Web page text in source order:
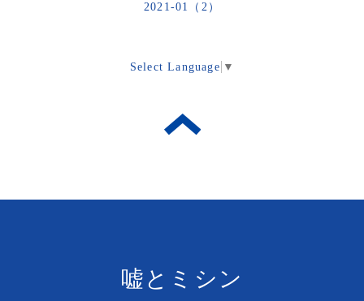
2021-01（2）
Select Language ▼
嘘とミシン